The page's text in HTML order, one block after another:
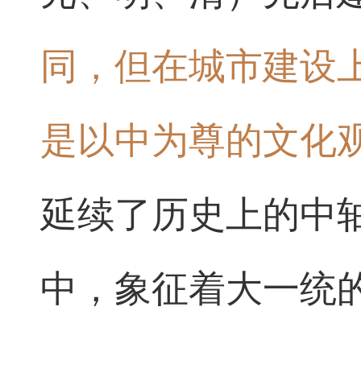
同，但在城市建设
是以中为尊的文化
延续了历史上的中
中，象征着大一统